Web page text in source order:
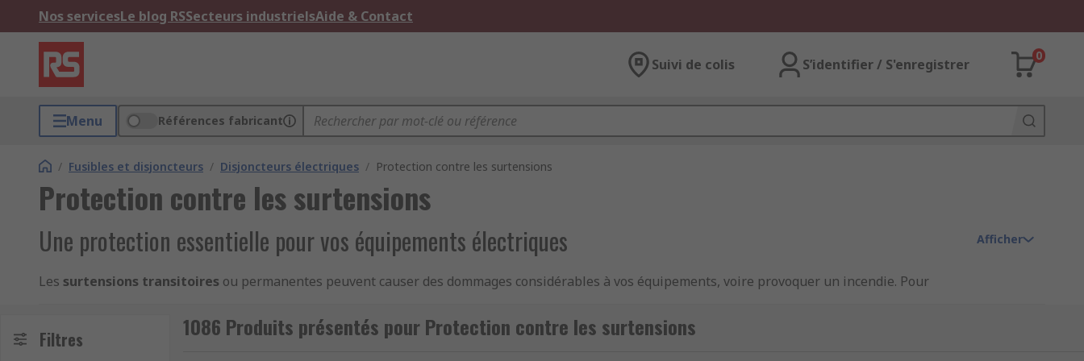
Nos servicesLe blog RSSecteurs industrielsAide & Contact
Suivi de colis S’identifier / S'enregistrer
0
Menu Références fabricant
/ Fusibles et disjoncteurs / Disjoncteurs électriques / Protection contre les surtensions
Protection contre les surtensions
Une protection essentielle pour vos équipements électriques
Les surtensions transitoires ou permanentes peuvent causer des dommages considérables à vos équipements, voire provoquer un incendie. Pour
surtensions (SPD), incluant des parafoudres de type II, des modules de protection, et des parasurtenseurs des marques leaders :
Schneider Electric
EatonetSiemens.
Afficher
Filtres 1086 Produits présentés pour Protection contre les surtensions